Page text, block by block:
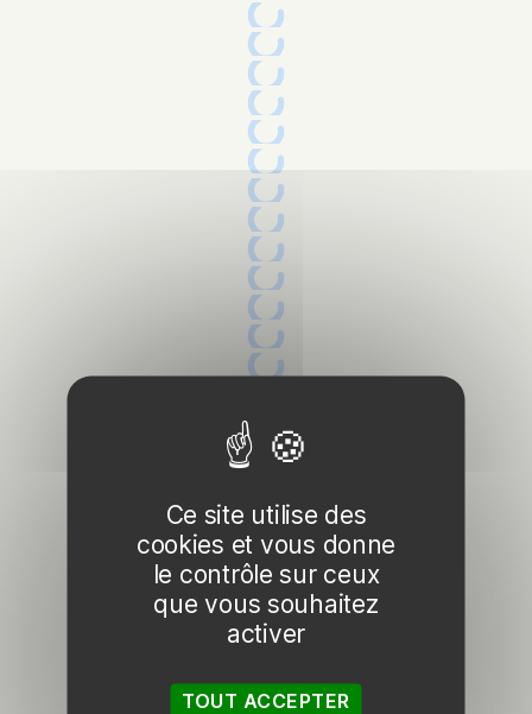
Ce site utilise des
cookies et vous donne
le contrôle sur ceux
que vous souhaitez
activer
TOUT ACCEPTER